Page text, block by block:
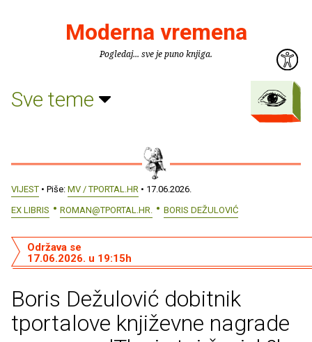
Moderna vremena
Pogledaj... sve je puno knjiga.
Sve teme
VIJEST • Piše: MV / TPORTAL.HR • 17.06.2026.
EX LIBRIS
ROMAN@TPORTAL.HR. BORIS DEŽULOVIĆ
Boris Dežulović dobitnik
tportalove književne nagrade
Održava se
17.06.2026. u 19:15h